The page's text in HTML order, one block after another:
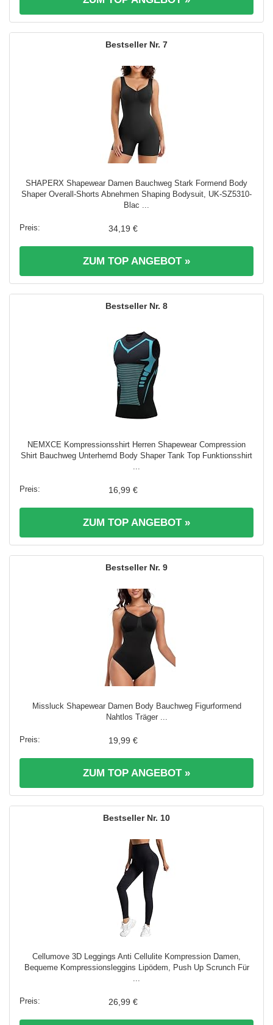
7
SHAPERX Shapewear Damen Bauchweg Stark Formend Body
Shaper Overall-Shorts Abnehmen Shaping Bodysuit, UK-SZ5310-
Blac ...
34,19 €
ZUM TOP ANGEBOT »
8
NEMXCE Kompressionsshirt Herren Shapewear Compression
Shirt Bauchweg Unterhemd Body Shaper Tank Top Funktionsshirt
16,99 €
ZUM TOP ANGEBOT »
9
Missluck Shapewear Damen Body Bauchweg Figurformend
Nahtlos Träger ...
19,99 €
ZUM TOP ANGEBOT »
10
Cellumove 3D Leggings Anti Cellulite Kompression Damen,
Bequeme Kompressionsleggins Lipödem, Push Up Scrunch Für
26,99 €